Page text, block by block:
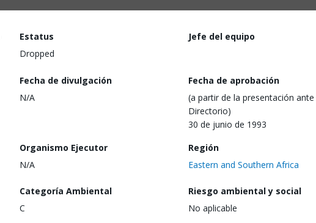
Estatus
Dropped
Jefe del equipo
Fecha de divulgación
N/A
Fecha de aprobación
(a partir de la presentación ante
Directorio)
30 de junio de 1993
Organismo Ejecutor
N/A
Región
Eastern and Southern Africa
Categoría Ambiental
C
Riesgo ambiental y social
No aplicable